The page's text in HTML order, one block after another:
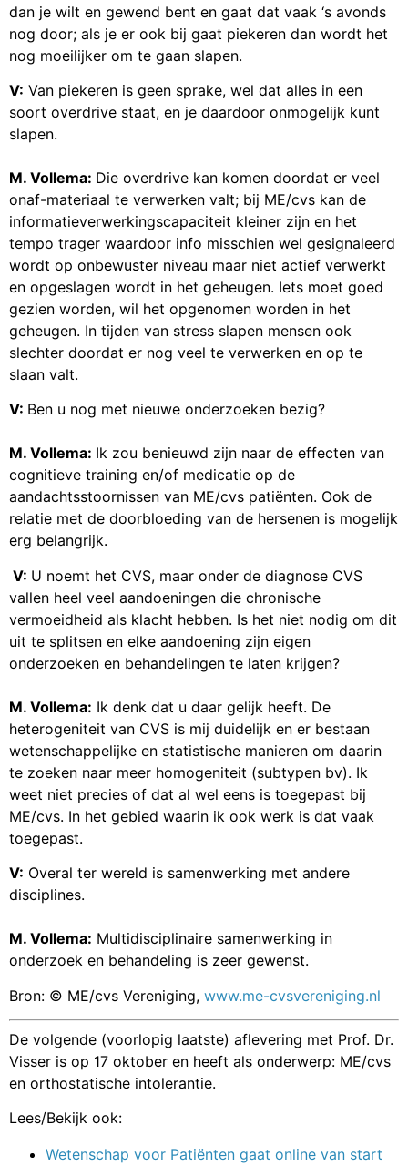
dan je wilt en gewend bent en gaat dat vaak ‘s avonds
nog door; als je er ook bij gaat piekeren dan wordt het
nog moeilijker om te gaan slapen.
V: Van piekeren is geen sprake, wel dat alles in een
soort overdrive staat, en je daardoor onmogelijk kunt
slapen.
M. Vollema: Die overdrive kan komen doordat er veel
onaf-materiaal te verwerken valt; bij ME/cvs kan de
informatieverwerkingscapaciteit kleiner zijn en het
tempo trager waardoor info misschien wel gesignaleerd
wordt op onbewuster niveau maar niet actief verwerkt
en opgeslagen wordt in het geheugen. Iets moet goed
gezien worden, wil het opgenomen worden in het
geheugen. In tijden van stress slapen mensen ook
slechter doordat er nog veel te verwerken en op te
slaan valt.
V: Ben u nog met nieuwe onderzoeken bezig?
M. Vollema: Ik zou benieuwd zijn naar de effecten van
cognitieve training en/of medicatie op de
aandachtsstoornissen van ME/cvs patiënten. Ook de
relatie met de doorbloeding van de hersenen is mogelijk
erg belangrijk.
V: U noemt het CVS, maar onder de diagnose CVS
vallen heel veel aandoeningen die chronische
vermoeidheid als klacht hebben. Is het niet nodig om dit
uit te splitsen en elke aandoening zijn eigen
onderzoeken en behandelingen te laten krijgen?
M. Vollema: Ik denk dat u daar gelijk heeft. De
heterogeniteit van CVS is mij duidelijk en er bestaan
wetenschappelijke en statistische manieren om daarin
te zoeken naar meer homogeniteit (subtypen bv). Ik
weet niet precies of dat al wel eens is toegepast bij
ME/cvs. In het gebied waarin ik ook werk is dat vaak
toegepast.
V: Overal ter wereld is samenwerking met andere
disciplines.
M. Vollema: Multidisciplinaire samenwerking in
onderzoek en behandeling is zeer gewenst.
Bron: © ME/cvs Vereniging, www.me-cvsvereniging.nl
De volgende (voorlopig laatste) aflevering met Prof. Dr.
Visser is op 17 oktober en heeft als onderwerp: ME/cvs
en orthostatische intolerantie.
Lees/Bekijk ook:
Wetenschap voor Patiënten gaat online van start